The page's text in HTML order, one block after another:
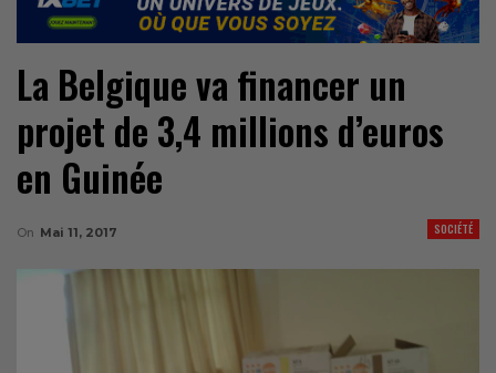
La Belgique va financer un
projet de 3,4 millions d’euros
en Guinée
SOCIÉTÉ
On Mai 11, 2017